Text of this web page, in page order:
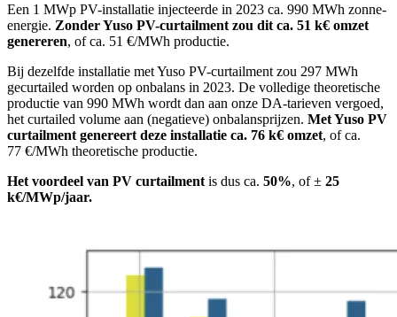
Een 1 MWp PV-installatie injecteerde in 2023 ca. 990 MWh zonne-
energie. Zonder Yuso PV-curtailment zou dit ca. 51 k€ omzet
genereren, of ca. 51 €/MWh productie.
Bij dezelfde installatie met Yuso PV-curtailment zou 297 MWh
gecurtailed worden op onbalans in 2023. De volledige theoretische
productie van 990 MWh wordt dan aan onze DA-tarieven vergoed,
het curtailed volume aan (negatieve) onbalansprijzen. Met Yuso PV
curtailment genereert deze installatie ca. 76 k€ omzet, of ca.
77 €/MWh theoretische productie.
Het voordeel van PV curtailment is dus ca. 50%, of ± 25
k€/MWp/jaar.